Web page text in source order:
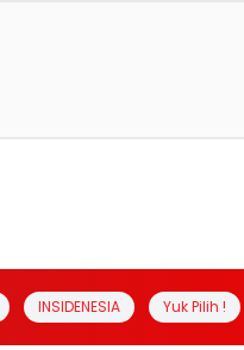
INSIDENESIA Yuk Pilih !